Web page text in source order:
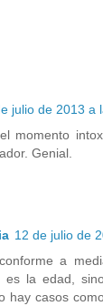
julio de 2013 a
momento
Genial.
12 de julio de
a
es la edad,
hay casos